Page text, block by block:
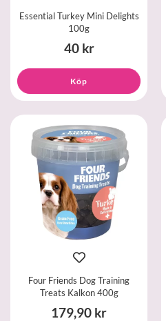
Essential Turkey Mini Delights
100g
40 kr
Köp
Four Friends Dog Training
Treats Kalkon 400g
179,90 kr